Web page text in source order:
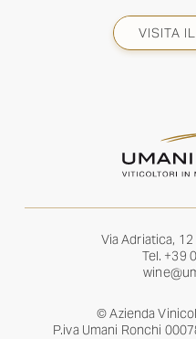
VISITA
Via Adriatica,
Tel. +39
© Azienda
P.iva Umani Ronchi